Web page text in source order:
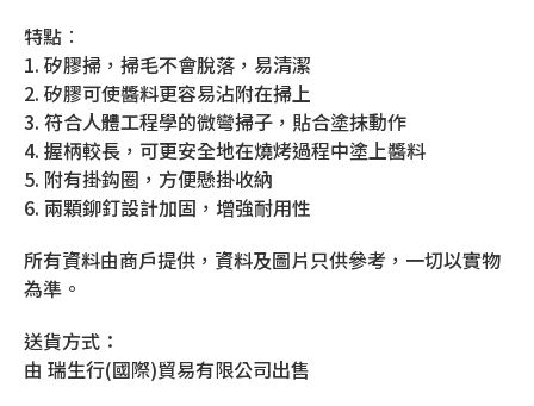
特點︰
1. 矽膠掃，掃毛不會脫落，易清潔
2. 矽膠可使醬料更容易沾附在掃上
3. 符合人體工程學的微彎掃子，貼合塗抹動作
4. 握柄較長，可更安全地在燒烤過程中塗上醬料
5. 附有掛鈎圈，方便懸掛收納
6. 兩顆鉚釘設計加固，增強耐用性
所有資料由商戶提供，資料及圖片只供參考，一切以實物
為準。
送貨方式：
由 瑞生行(國際)貿易有限公司出售